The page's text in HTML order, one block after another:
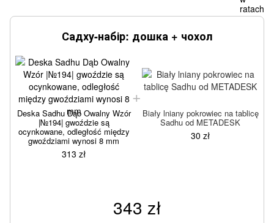
Садху-набір: дошка + чохол
Deska Sadhu Dąb Owalny Wzór
|№194| gwoździe są
ocynkowane, odległość między
gwoździami wynosi 8 mm
313 zł
Biały lniany pokrowiec na tablicę
Sadhu od METADESK
30 zł
343 zł